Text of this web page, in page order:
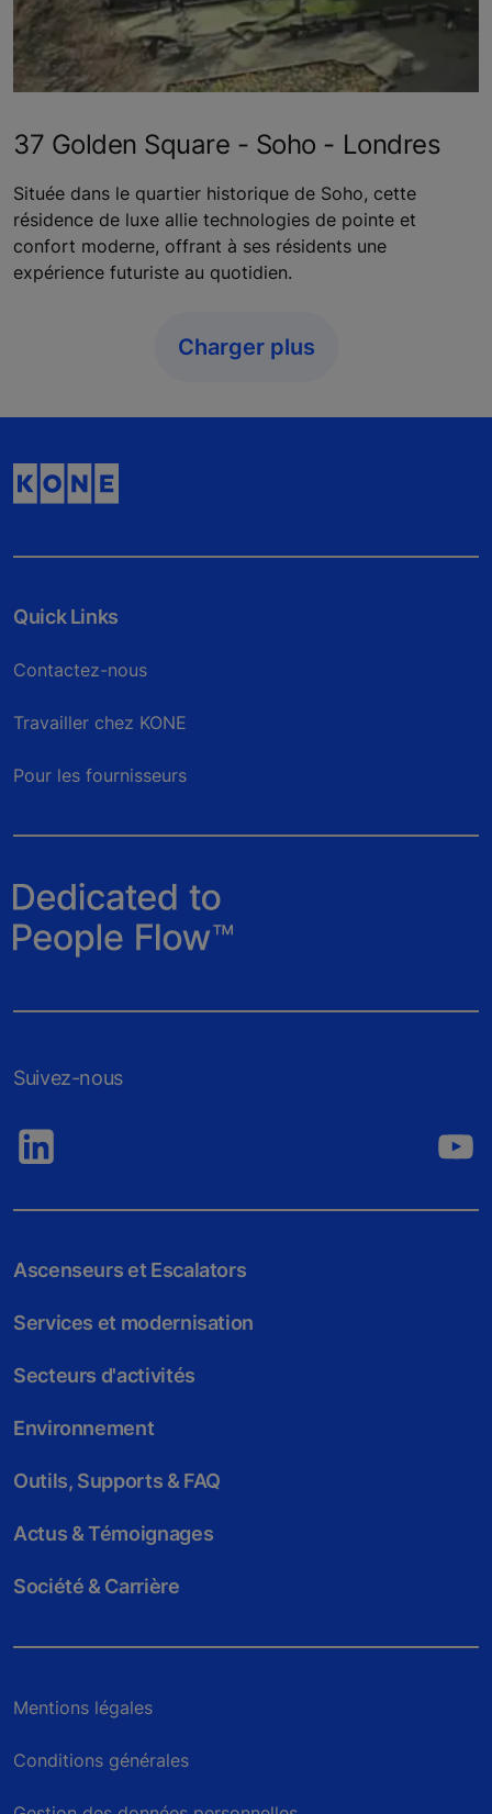
37 Golden Square - Soho - Londres
Située dans le quartier historique de Soho, cette
résidence de luxe allie technologies de pointe et
confort moderne, offrant à ses résidents une
expérience futuriste au quotidien.
Charger plus
Quick Links
Contactez-nous
Travailler chez KONE
Pour les fournisseurs
Suivez-nous
Ascenseurs et Escalators
Services et modernisation
Secteurs d'activités
Environnement
Outils, Supports & FAQ
Actus & Témoignages
Société & Carrière
Mentions légales
Conditions générales